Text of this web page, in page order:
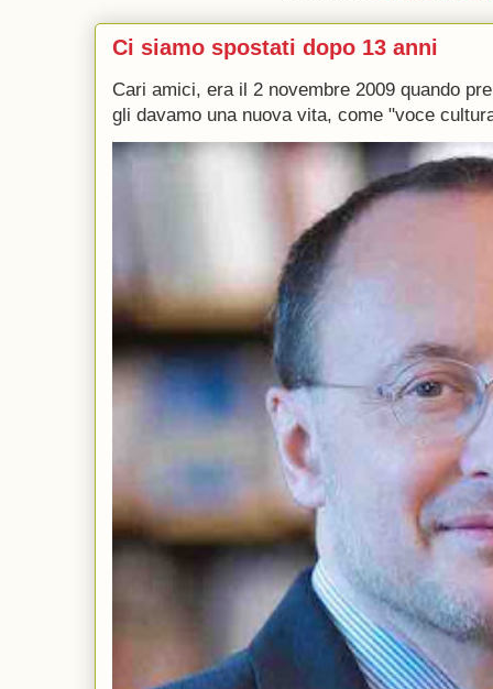
Ci siamo spostati dopo 13 anni
Cari amici, era il 2 novembre 2009 quando
gli davamo una nuova vita, come "voce